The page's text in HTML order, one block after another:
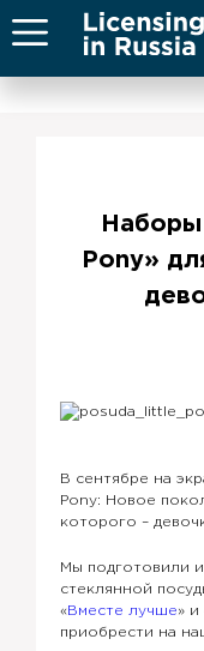
Pony»
В сентябре на
Pony: Новое
которого –
Мы подготовили
стеклянной
«Вместе лучше» и
приобрести на